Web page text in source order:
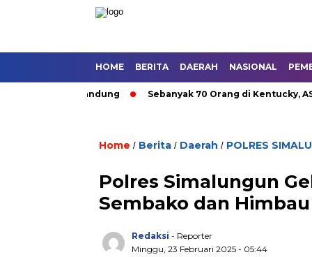
HOME BERITA DAERAH NASIONAL
Umum di Bandung Sebanyak 70 Orang di Kentucky, AS
Home / Berita / Daerah / POLRES
Polres Simalungun
Sembako dan
Redaksi - Reporter
Minggu, 23 Februari 2025 - 05:44